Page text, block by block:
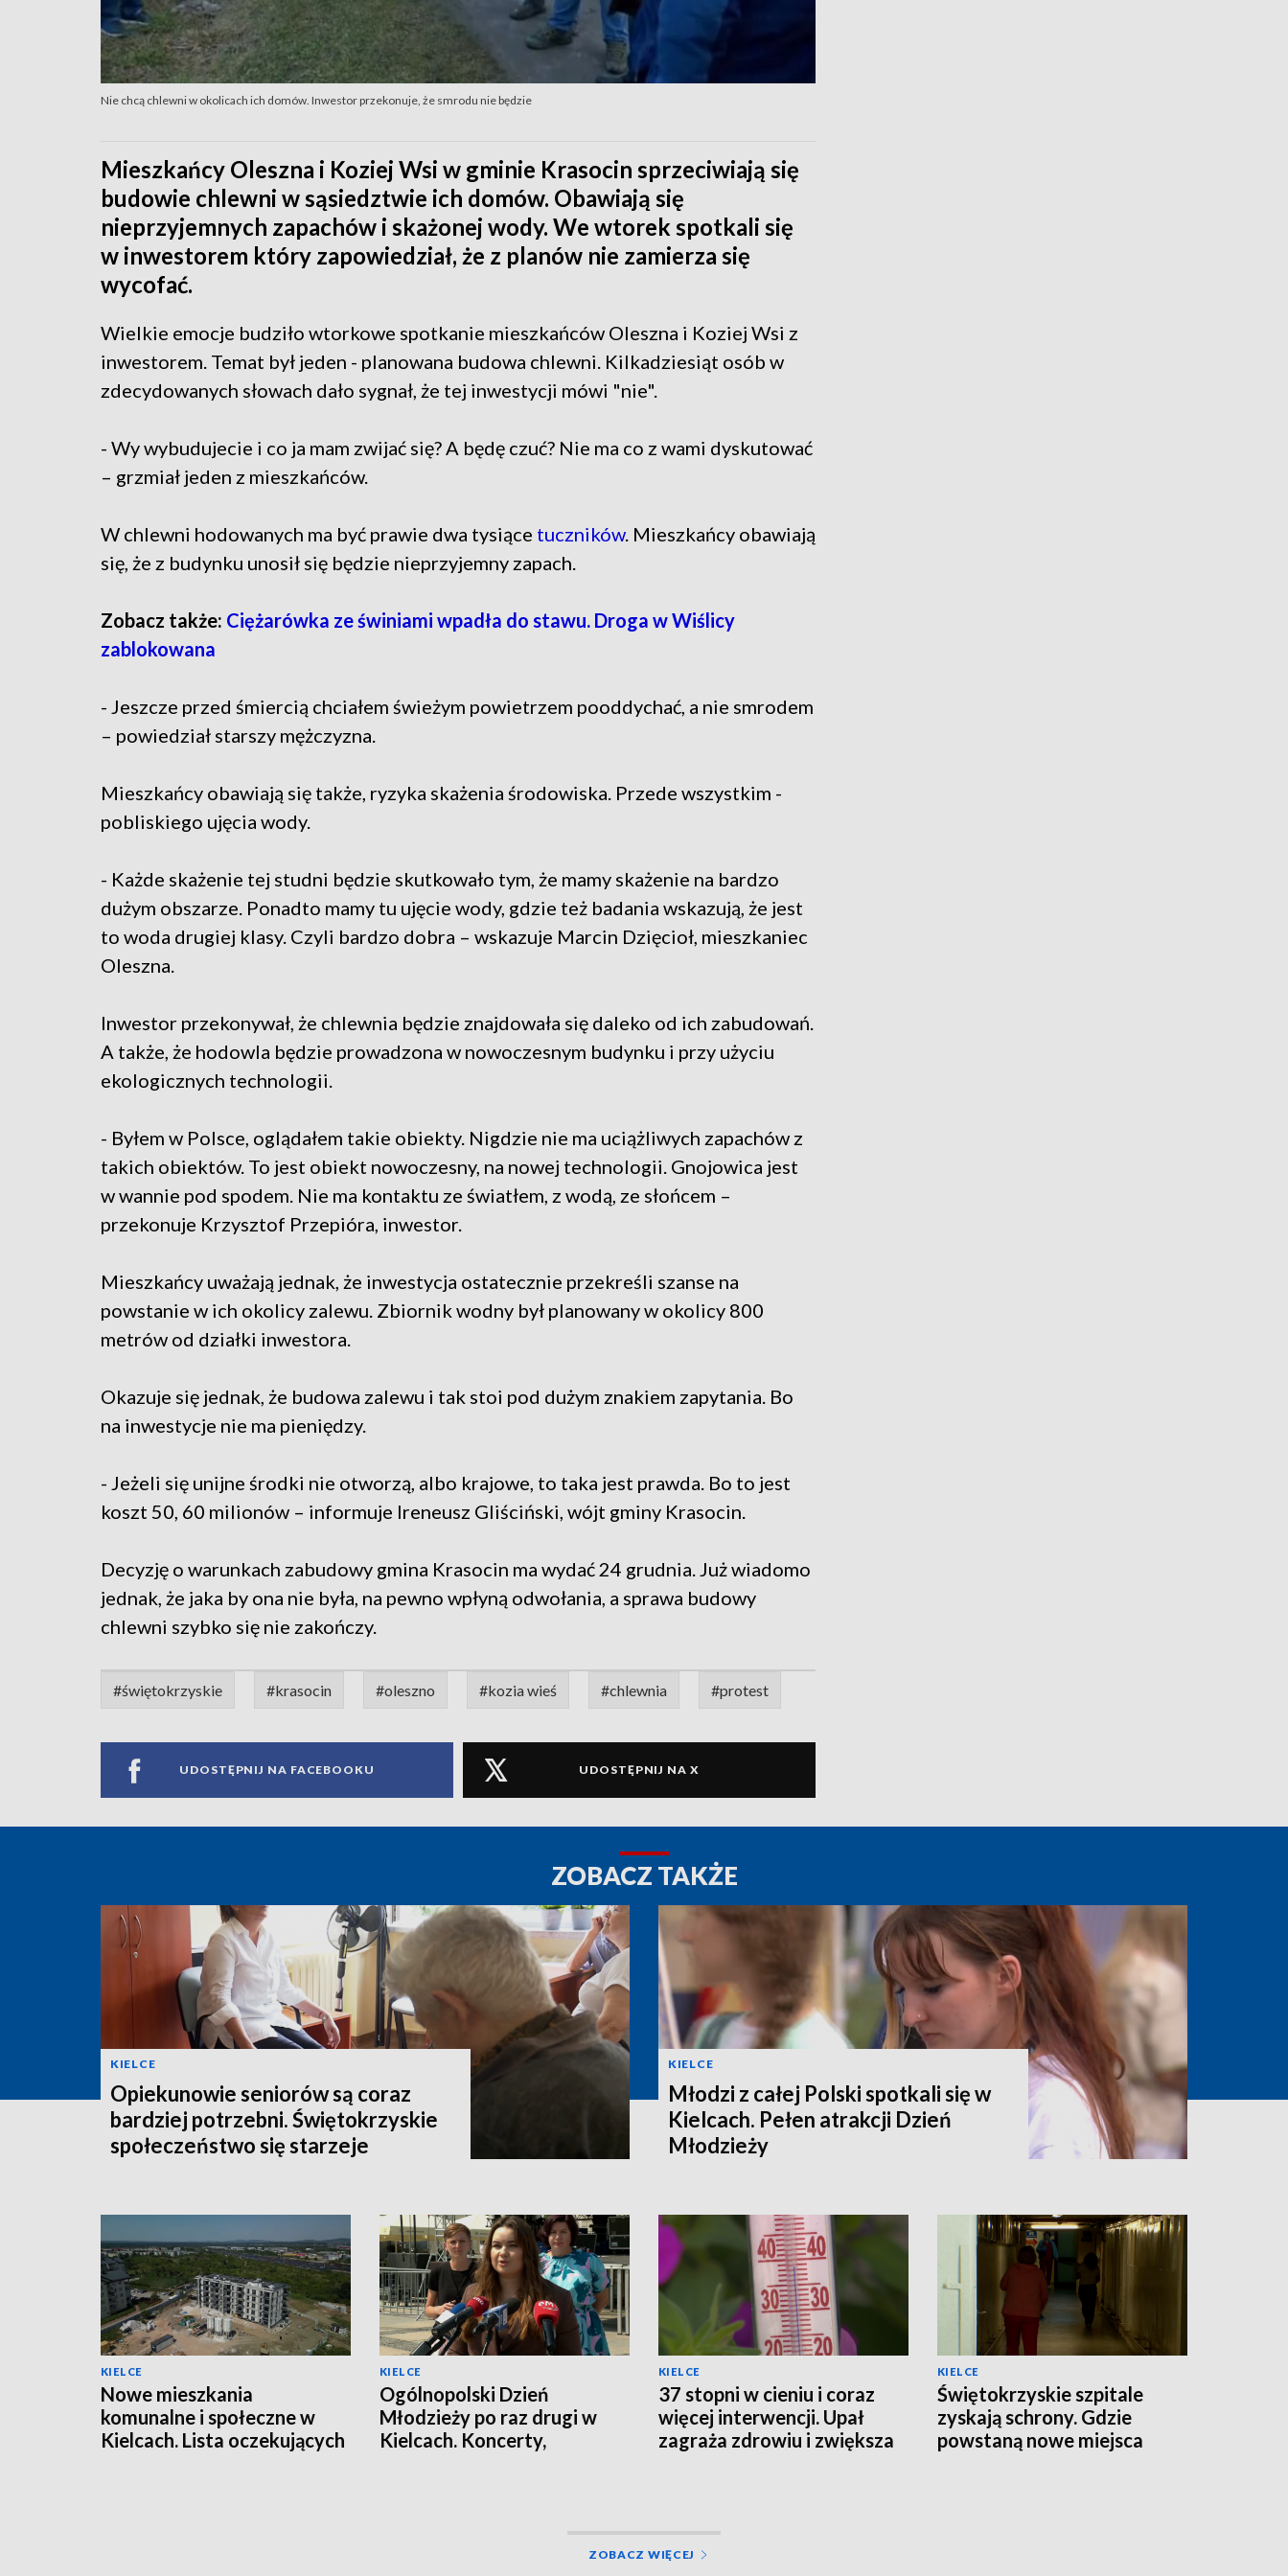
Nie chcą chlewni w okolicach ich domów. Inwestor przekonuje, że smrodu nie będzie
Mieszkańcy Oleszna i Koziej Wsi w gminie Krasocin sprzeciwiają się
budowie chlewni w sąsiedztwie ich domów. Obawiają się
nieprzyjemnych zapachów i skażonej wody. We wtorek spotkali się
w inwestorem który zapowiedział, że z planów nie zamierza się
wycofać.
Wielkie emocje budziło wtorkowe spotkanie mieszkańców Oleszna i Koziej Wsi z
inwestorem. Temat był jeden - planowana budowa chlewni. Kilkadziesiąt osób w
zdecydowanych słowach dało sygnał, że tej inwestycji mówi "nie".
- Wy wybudujecie i co ja mam zwijać się? A będę czuć? Nie ma co z wami dyskutować
– grzmiał jeden z mieszkańców.
W chlewni hodowanych ma być prawie dwa tysiące tuczników. Mieszkańcy obawiają
się, że z budynku unosił się będzie nieprzyjemny zapach.
Zobacz także: Ciężarówka ze świniami wpadła do stawu. Droga w Wiślicy
zablokowana
- Jeszcze przed śmiercią chciałem świeżym powietrzem pooddychać, a nie smrodem
– powiedział starszy mężczyzna.
Mieszkańcy obawiają się także, ryzyka skażenia środowiska. Przede wszystkim -
pobliskiego ujęcia wody.
- Każde skażenie tej studni będzie skutkowało tym, że mamy skażenie na bardzo
dużym obszarze. Ponadto mamy tu ujęcie wody, gdzie też badania wskazują, że jest
to woda drugiej klasy. Czyli bardzo dobra – wskazuje Marcin Dzięcioł, mieszkaniec
Oleszna.
Inwestor przekonywał, że chlewnia będzie znajdowała się daleko od ich zabudowań.
A także, że hodowla będzie prowadzona w nowoczesnym budynku i przy użyciu
ekologicznych technologii.
- Byłem w Polsce, oglądałem takie obiekty. Nigdzie nie ma uciążliwych zapachów z
takich obiektów. To jest obiekt nowoczesny, na nowej technologii. Gnojowica jest
w wannie pod spodem. Nie ma kontaktu ze światłem, z wodą, ze słońcem –
przekonuje Krzysztof Przepióra, inwestor.
Mieszkańcy uważają jednak, że inwestycja ostatecznie przekreśli szanse na
powstanie w ich okolicy zalewu. Zbiornik wodny był planowany w okolicy 800
metrów od działki inwestora.
Okazuje się jednak, że budowa zalewu i tak stoi pod dużym znakiem zapytania. Bo
na inwestycje nie ma pieniędzy.
- Jeżeli się unijne środki nie otworzą, albo krajowe, to taka jest prawda. Bo to jest
koszt 50, 60 milionów – informuje Ireneusz Gliściński, wójt gminy Krasocin.
Decyzję o warunkach zabudowy gmina Krasocin ma wydać 24 grudnia. Już wiadomo
jednak, że jaka by ona nie była, na pewno wpłyną odwołania, a sprawa budowy
chlewni szybko się nie zakończy.
#świętokrzyskie #krasocin #oleszno #kozia wieś #chlewnia #protest
UDOSTĘPNIJ NA FACEBOOKU UDOSTĘPNIJ NA X
ZOBACZ TAKŻE
KIELCE
Opiekunowie seniorów są coraz
bardziej potrzebni. Świętokrzyskie
społeczeństwo się starzeje
KIELCE
Młodzi z całej Polski spotkali się w
Kielcach. Pełen atrakcji Dzień
Młodzieży
KIELCE
Nowe mieszkania
komunalne i społeczne w
Kielcach. Lista oczekujących
KIELCE
Ogólnopolski Dzień
Młodzieży po raz drugi w
Kielcach. Koncerty,
KIELCE
37 stopni w cieniu i coraz
więcej interwencji. Upał
zagraża zdrowiu i zwiększa
KIELCE
Świętokrzyskie szpitale
zyskają schrony. Gdzie
powstaną nowe miejsca
ZOBACZ WIĘCEJ